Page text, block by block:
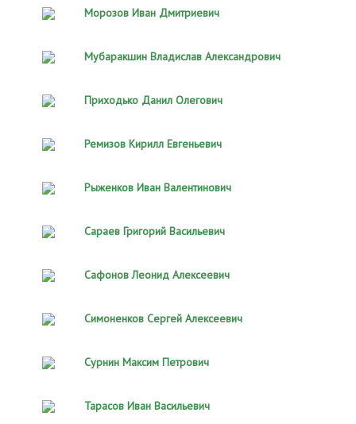
Морозов Иван Дмитриевич
Мубаракшин Владислав Александрович
Приходько Данил Олегович
Ремизов Кирилл Евгеньевич
Рыженков Иван Валентинович
Сараев Григорий Васильевич
Сафонов Леонид Алексеевич
Симоненков Сергей Алексеевич
Сурнин Максим Петрович
Тарасов Иван Васильевич